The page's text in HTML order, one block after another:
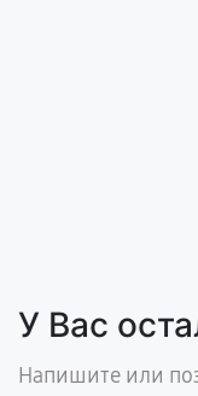
У Вас
Напишите или